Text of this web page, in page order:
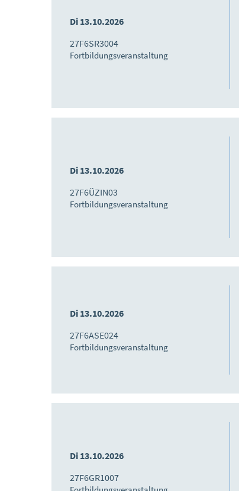
Di 13.10.2026
27F6SR3004
Fortbildungsveranstaltung
Di 13.10.2026
27F6ÜZIN03
Fortbildungsveranstaltung
Di 13.10.2026
27F6ASE024
Fortbildungsveranstaltung
Di 13.10.2026
27F6GR1007